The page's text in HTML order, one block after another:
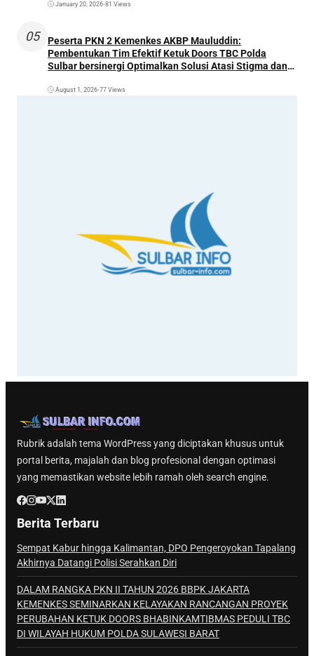
January 20, 2026•81 Views
05
Peserta PKN 2 Kemenkes AKBP Mauluddin:
Pembentukan Tim Efektif Ketuk Doors TBC Polda
Sulbar bersinergi Optimalkan Solusi Atasi Stigma dan
August 1, 2026•77 Views
Rubrik adalah tema WordPress yang diciptakan khusus untuk
portal berita, majalah dan blog profesional dengan optimasi
yang memastikan website lebih ramah oleh search engine.
Berita Terbaru
Sempat Kabur hingga Kalimantan, DPO Pengeroyokan Tapalang
Akhirnya Datangi Polisi Serahkan Diri
DALAM RANGKA PKN II TAHUN 2026 BBPK JAKARTA
KEMENKES SEMINARKAN KELAYAKAN RANCANGAN PROYEK
PERUBAHAN KETUK DOORS BHABINKAMTIBMAS PEDULI TBC
DI WILAYAH HUKUM POLDA SULAWESI BARAT